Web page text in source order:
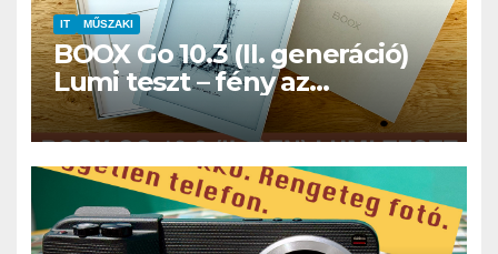
IT MŰSZAKI
BOOX Go 10.3 (II. generáció)
Lumi teszt – fény az
éjszakában, fél könyvtár a
családi csomagban